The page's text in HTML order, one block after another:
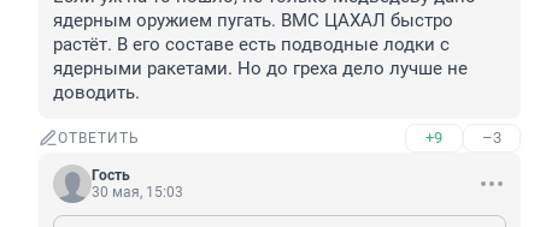
ядерным оружием пугать. ВМС ЦАХАЛ быстро
растёт. В его составе есть подводные лодки с
ядерными ракетами. Но до греха дело лучше не
доводить.
ОТВЕТИТЬ +9 –3
Гость
30 мая, 15:03